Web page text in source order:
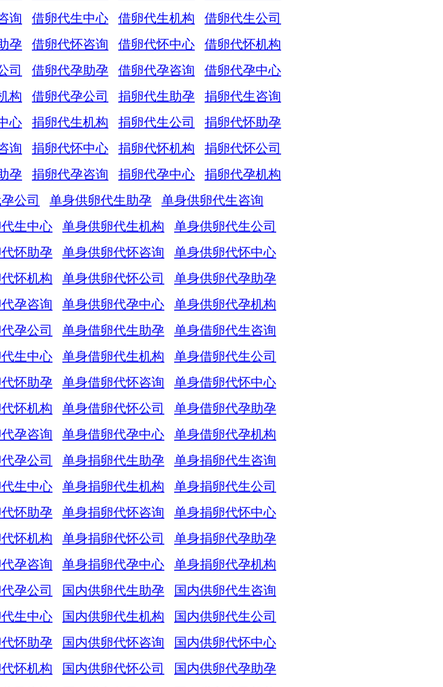
询
借卵代生中心 借卵代生机构
借卵代生公司
孕
借卵代怀咨询 借卵代怀中心
借卵代怀机构
司
借卵代孕助孕 借卵代孕咨询
借卵代孕中心
构
借卵代孕公司 捐卵代生助孕
捐卵代生咨询
心
捐卵代生机构 捐卵代生公司
捐卵代怀助孕
询
捐卵代怀中心 捐卵代怀机构
捐卵代怀公司
孕
捐卵代孕咨询 捐卵代孕中心
捐卵代孕机构
公司
单身供卵代生助孕
单身供卵代生咨询
生中心
单身供卵代生机构
单身供卵代生公司
怀助孕
单身供卵代怀咨询
单身供卵代怀中心
怀机构
单身供卵代怀公司
单身供卵代孕助孕
孕咨询
单身供卵代孕中心
单身供卵代孕机构
孕公司
单身借卵代生助孕
单身借卵代生咨询
生中心
单身借卵代生机构
单身借卵代生公司
怀助孕
单身借卵代怀咨询
单身借卵代怀中心
怀机构
单身借卵代怀公司
单身借卵代孕助孕
孕咨询
单身借卵代孕中心
单身借卵代孕机构
孕公司
单身捐卵代生助孕
单身捐卵代生咨询
生中心
单身捐卵代生机构
单身捐卵代生公司
怀助孕
单身捐卵代怀咨询
单身捐卵代怀中心
怀机构
单身捐卵代怀公司
单身捐卵代孕助孕
孕咨询
单身捐卵代孕中心
单身捐卵代孕机构
孕公司
国内供卵代生助孕
国内供卵代生咨询
生中心
国内供卵代生机构
国内供卵代生公司
怀助孕
国内供卵代怀咨询
国内供卵代怀中心
怀机构
国内供卵代怀公司
国内供卵代孕助孕